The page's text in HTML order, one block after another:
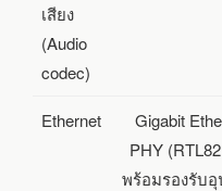
เสียง
(Audio
codec)
Ethernet
Gigabit
PHY
พร้อมรองรับ